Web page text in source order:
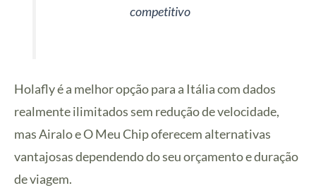
competitivo
Holafly é a melhor opção para a Itália com dados
realmente ilimitados sem redução de velocidade,
mas Airalo e O Meu Chip oferecem alternativas
vantajosas dependendo do seu orçamento e duração
de viagem.